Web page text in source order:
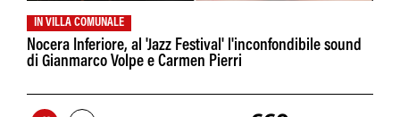
IN VILLA COMUNALE
Nocera Inferiore, al 'Jazz Festival' l'inconfondibile sound
di Gianmarco Volpe e Carmen Pierri